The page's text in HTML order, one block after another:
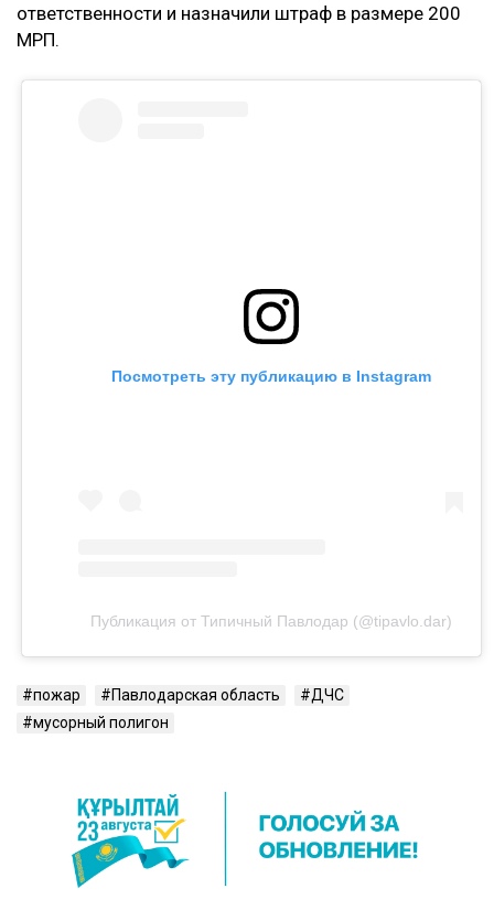
ответственности и назначили штраф в размере 200
МРП.
Посмотреть эту публикацию в Instagram
Публикация от Типичный Павлодар (@tipavlo.dar)
пожар Павлодарская область
ДЧС
мусорный полигон